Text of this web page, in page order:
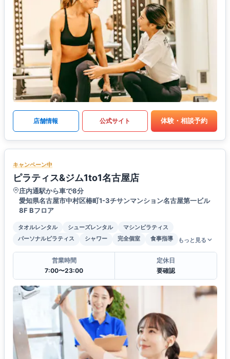
店舗情報 公式サイト 体験・相談予約
キャンペーン中
ピラティス&ジム1to1名古屋店
庄内通駅から車で8分
愛知県名古屋市中村区椿町1-3チサンマンション名古屋第一ビル
8F Bフロア
タオルレンタル シューズレンタル
マシンピラティス
パーソナルピラティス
シャワー 完全個室 食事指導 もっと見る
営業時間
7:00〜23:00
定休日
要確認